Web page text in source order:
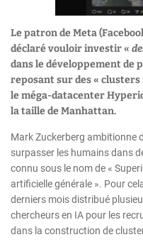
Le patron de Meta
déclaré vouloir investir «
dans le développement de
reposant sur des «
le méga-datacenter
la taille de Manhattan.
Mark Zuckerberg ambitionne
surpasser les humains dans
connu sous le nom de «
artificielle générale ». Pour
derniers mois distribué
chercheurs en IA pour les
dans la construction de